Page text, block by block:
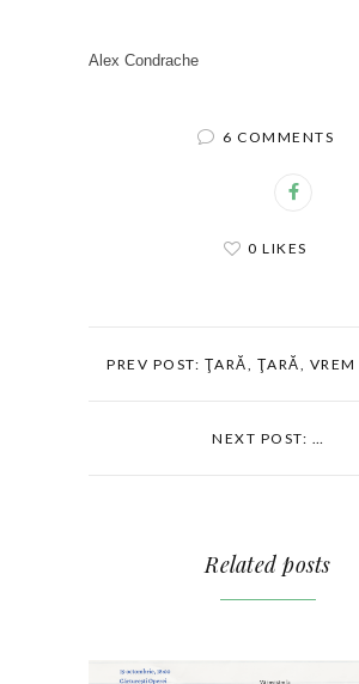
Alex Condrache
6 COMMENTS
0 LIKES
PREV POST: ŢARĂ, ŢARĂ,
NEXT POST: …
Related posts